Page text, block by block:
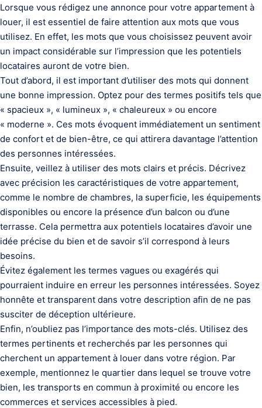
Lorsque vous rédigez une annonce pour votre appartement à
louer, il est essentiel de faire attention aux mots que vous
utilisez. En effet, les mots que vous choisissez peuvent avoir
un impact considérable sur l’impression que les potentiels
locataires auront de votre bien.
Tout d’abord, il est important d’utiliser des mots qui donnent
une bonne impression. Optez pour des termes positifs tels que
« spacieux », « lumineux », « chaleureux » ou encore
« moderne ». Ces mots évoquent immédiatement un sentiment
de confort et de bien-être, ce qui attirera davantage l’attention
des personnes intéressées.
Ensuite, veillez à utiliser des mots clairs et précis. Décrivez
avec précision les caractéristiques de votre appartement,
comme le nombre de chambres, la superficie, les équipements
disponibles ou encore la présence d’un balcon ou d’une
terrasse. Cela permettra aux potentiels locataires d’avoir une
idée précise du bien et de savoir s’il correspond à leurs
besoins.
Évitez également les termes vagues ou exagérés qui
pourraient induire en erreur les personnes intéressées. Soyez
honnête et transparent dans votre description afin de ne pas
susciter de déception ultérieure.
Enfin, n’oubliez pas l’importance des mots-clés. Utilisez des
termes pertinents et recherchés par les personnes qui
cherchent un appartement à louer dans votre région. Par
exemple, mentionnez le quartier dans lequel se trouve votre
bien, les transports en commun à proximité ou encore les
commerces et services accessibles à pied.